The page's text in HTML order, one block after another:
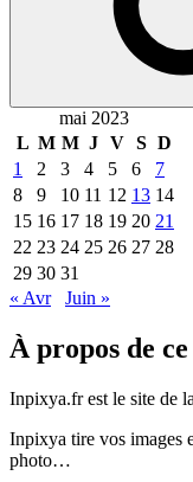
mai 2023
L M M J V S D
1
2 3 4 5 6
7
8
9 10 11 12 13 14
15 16 17 18 19 20 21
22 23 24 25 26 27 28
29 30 31
« Avr
Juin »
À propos de
Inpixya.fr est le site de
Inpixya tire vos images
photo…